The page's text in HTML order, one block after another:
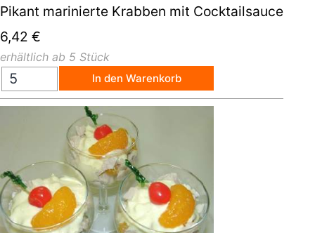
Pikant marinierte Krabben mit Cocktailsauce
6,42 €
erhältlich ab 5 Stück
In den Warenkorb